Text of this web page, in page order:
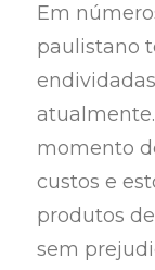
Em
paulistano
momento
custos e
produtos
sem